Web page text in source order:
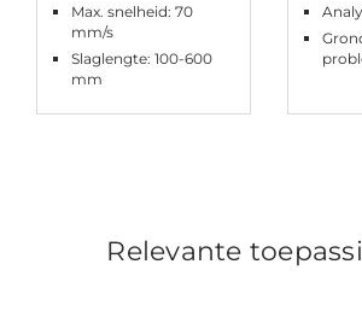
Max. snelheid: 70
mm/s
Slaglengte: 100-600
mm
Relevante